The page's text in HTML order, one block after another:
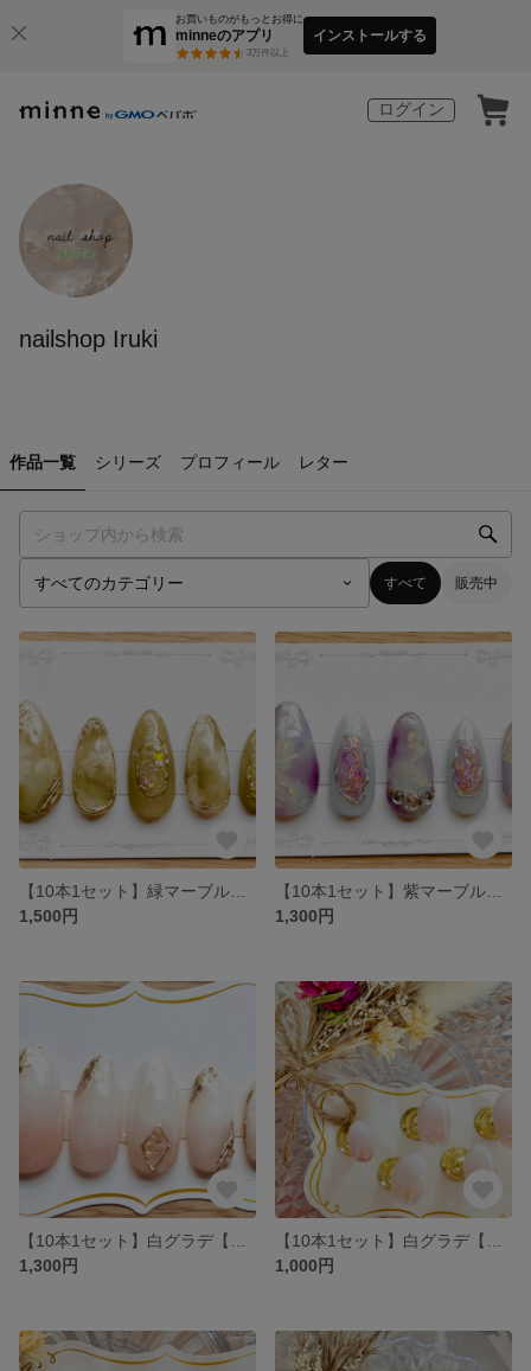
お買いものがもっとお得に
minneのアプリ
3万件以上
インストールする
ログイン
nailshop Iruki
作品一覧 シリーズ プロフィール レター
すべて 販売中
1,500円
1,300円
1,300円
1,000円